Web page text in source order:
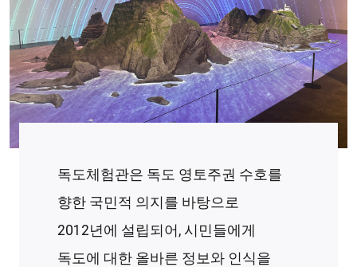
독도체험관은 독도 영토주권 수호를
향한 국민적 의지를 바탕으로
2012년에 설립되어, 시민들에게
독도에 대한 올바른 정보와 인식을